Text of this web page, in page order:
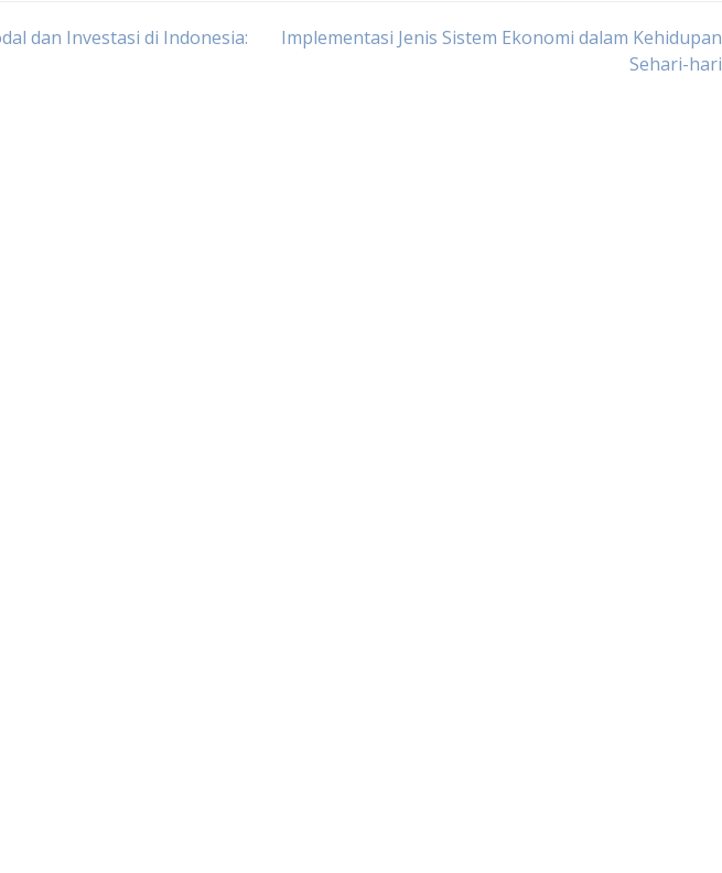
dan Investasi di Indonesia:
Implementasi Jenis Sistem Ekonomi dalam Kehidupan
Sehari-hari